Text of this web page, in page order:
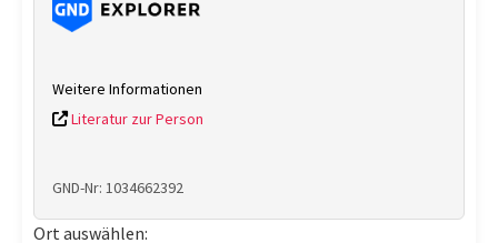
Weitere Informationen
Literatur zur Person
GND-Nr: 1034662392
Ort auswählen: